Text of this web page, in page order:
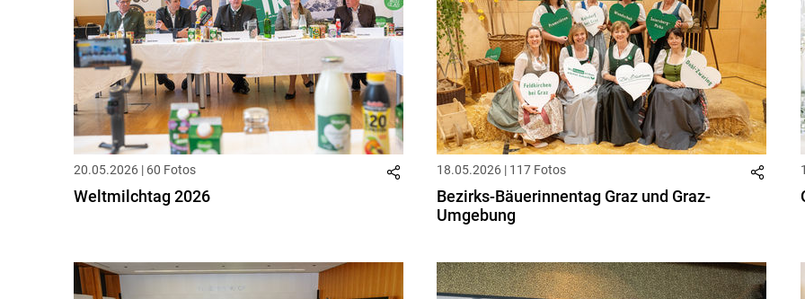
20.05.2026 | 60 Fotos
Weltmilchtag 2026
18.05.2026 | 117 Fotos
Bezirks-Bäuerinnentag Graz und Graz-
Umgebung